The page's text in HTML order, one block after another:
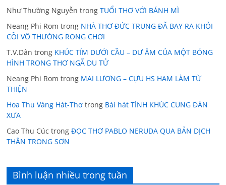
Như Thường Nguyễn trongTUỔI THƠ VỚI BÁNH MÌ
Neang Phi Rom trong NHÀ THƠ ĐỨC TRUNG ĐÃ BAY RA KHỎI
CÕI VÔ THƯỜNG RONG CHƠI
T.V.Dân trong KHÚC TÍM DƯỚI CẦU – DƯ ÂM CỦA MỘT BÓNG
HÌNH TRONG THƠ NGÃ DU TỬ
Neang Phi Rom trong MAI LƯƠNG – CỰU HS HAM LÀM TỪ
THIỆN
Hoa Thu Vàng Hát-Thơ trong Bài hát TÌNH KHÚC CUNG ĐÀN
XƯA
Cao Thu Cúc trongĐỌC THƠ PABLO NERUDA QUA BẢN DỊCH
THÂN TRONG SƠN
Bình luận nhiều trong tuần